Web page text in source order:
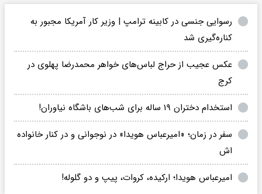
رسوایی جنسی در کابینه ترامپ | وزیر کار آمریکا مجبور به
کناره‌گیری شد
عکس عجیب از حراج لباس‌های خواهر محمدرضا پهلوی در
کرج
استخدام دختران ۱۹ ساله برای شب‌های باشگاه نیاوران!
سفر در زمان؛ «امیرعباس هویدا» در نوجوانی و در کنار خانواده
اش
امیرعباس هویدا؛ ارکیده، کروات، پیپ و دو گلوله!